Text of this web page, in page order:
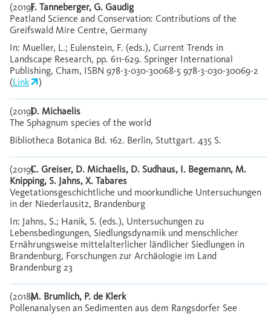
(2019)F. Tanneberger, G. Gaudig
Peatland Science and Conservation: Contributions of the
Greifswald Mire Centre, Germany
In: Mueller, L.; Eulenstein, F. (eds.), Current Trends in
Landscape Research, pp. 611-629. Springer International
Publishing, Cham, ISBN 978-3-030-30068-5 978-3-030-30069-2
(Link )
(2019)D. Michaelis
The Sphagnum species of the world
Bibliotheca Botanica Bd. 162. Berlin, Stuttgart. 435 S.
(2019)C. Greiser, D. Michaelis, D. Sudhaus, I. Begemann, M.
Knipping, S. Jahns, X. Tabares
Vegetationsgeschichtliche und moorkundliche Untersuchungen
in der Niederlausitz, Brandenburg
In: Jahns, S.; Hanik, S. (eds.), Untersuchungen zu
Lebensbedingungen, Siedlungsdynamik und menschlicher
Ernährungsweise mittelalterlicher ländlicher Siedlungen in
Brandenburg, Forschungen zur Archäologie im Land
Brandenburg 23
(2018)M. Brumlich, P. de Klerk
Pollenanalysen an Sedimenten aus dem Rangsdorfer See